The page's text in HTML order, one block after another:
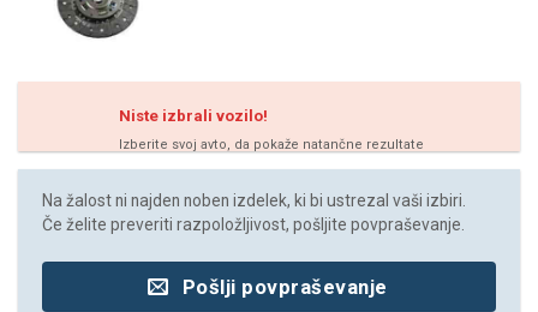
Niste izbrali vozilo!
Izberite svoj avto, da pokaže natančne rezultate
Na žalost ni najden noben izdelek, ki bi ustrezal vaši izbiri.
Če želite preveriti razpoložljivost, pošljite povpraševanje.
Pošlji povpraševanje